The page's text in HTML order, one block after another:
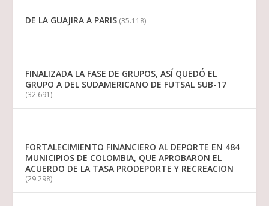
DE LA GUAJIRA A PARIS (35.118)
FINALIZADA LA FASE DE GRUPOS, ASÍ QUEDÓ EL
GRUPO A DEL SUDAMERICANO DE FUTSAL SUB-17
(32.691)
FORTALECIMIENTO FINANCIERO AL DEPORTE EN 484
MUNICIPIOS DE COLOMBIA, QUE APROBARON EL
ACUERDO DE LA TASA PRODEPORTE Y RECREACION
(29.298)